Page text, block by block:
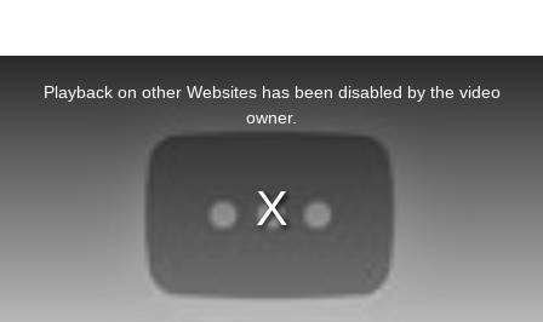
Playback on other Websites has been disabled by the video
owner.